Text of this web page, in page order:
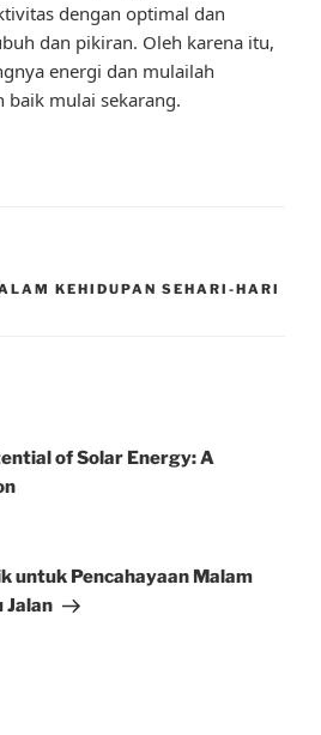
dengan optimal dan
dan pikiran. Oleh karena itu,
energi dan mulailah
baik mulai sekarang.
KEHIDUPAN SEHARI-HARI
of Solar Energy: A
untuk Pencahayaan Malam
Jalan